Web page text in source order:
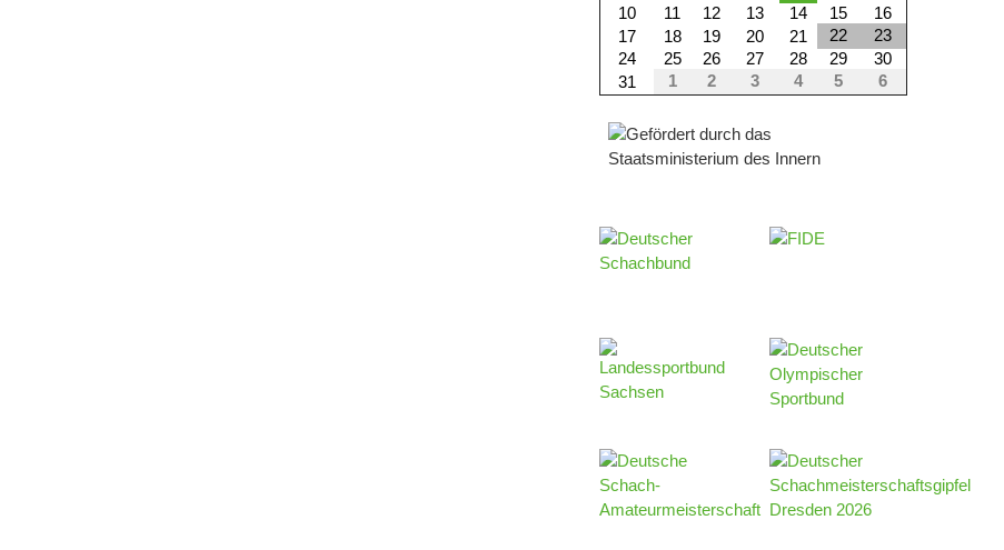
10
11 12 13 14 15
16
17
18 19 20 21 22
23
24
25 26 27 28 29
30
31
1 2 3 4 5 6